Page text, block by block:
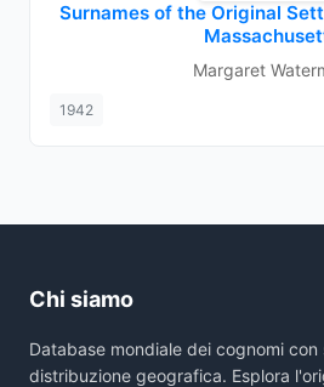
Surnames of the Original
Margaret
1942
Chi siamo
Database mondiale dei cognomi
distribuzione geografica. Esplora